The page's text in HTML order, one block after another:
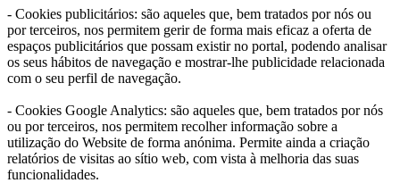
- Cookies publicitários: são aqueles que, bem tratados por nós ou
por terceiros, nos permitem gerir de forma mais eficaz a oferta de
espaços publicitários que possam existir no portal, podendo analisar
os seus hábitos de navegação e mostrar-lhe publicidade relacionada
com o seu perfil de navegação.
- Cookies Google Analytics: são aqueles que, bem tratados por nós
ou por terceiros, nos permitem recolher informação sobre a
utilização do Website de forma anónima. Permite ainda a criação
relatórios de visitas ao sítio web, com vista à melhoria das suas
funcionalidades.